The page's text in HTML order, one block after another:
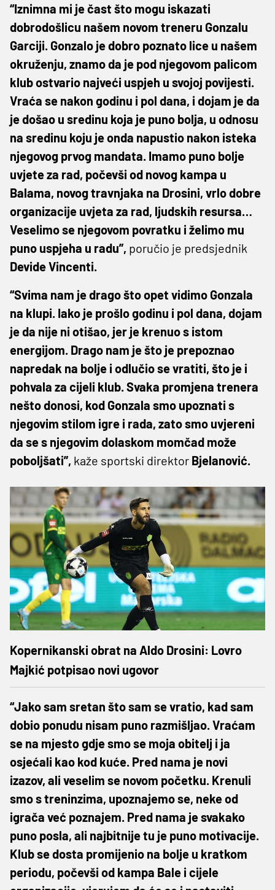
“Iznimna mi je čast što mogu iskazati
dobrodošlicu našem novom treneru Gonzalu
Garciji. Gonzalo je dobro poznato lice u našem
okruženju, znamo da je pod njegovom palicom
klub ostvario najveći uspjeh u svojoj povijesti.
Vraća se nakon godinu i pol dana, i dojam je da
je došao u sredinu koja je puno bolja, u odnosu
na sredinu koju je onda napustio nakon isteka
njegovog prvog mandata. Imamo puno bolje
uvjete za rad, počevši od novog kampa u
Balama, novog travnjaka na Drosini, vrlo dobre
organizacije uvjeta za rad, ljudskih resursa…
Veselimo se njegovom povratku i želimo mu
puno uspjeha u radu”, poručio je predsjednik
Devide Vincenti.
“Svima nam je drago što opet vidimo Gonzala
na klupi. Iako je prošlo godinu i pol dana, dojam
je da nije ni otišao, jer je krenuo s istom
energijom. Drago nam je što je prepoznao
napredak na bolje i odlučio se vratiti, što je i
pohvala za cijeli klub. Svaka promjena trenera
nešto donosi, kod Gonzala smo upoznati s
njegovim stilom igre i rada, zato smo uvjereni
da se s njegovim dolaskom momčad može
poboljšati”, kaže sportski direktor Bjelanović.
Kopernikanski obrat na Aldo Drosini: Lovro
Majkić potpisao novi ugovor
“Jako sam sretan što sam se vratio, kad sam
dobio ponudu nisam puno razmišljao. Vraćam
se na mjesto gdje smo se moja obitelj i ja
osjećali kao kod kuće. Pred nama je novi
izazov, ali veselim se novom početku. Krenuli
smo s treninzima, upoznajemo se, neke od
igrača već poznajem. Pred nama je svakako
puno posla, ali najbitnije tu je puno motivacije.
Klub se dosta promijenio na bolje u kratkom
periodu, počevši od kampa Bale i cijele